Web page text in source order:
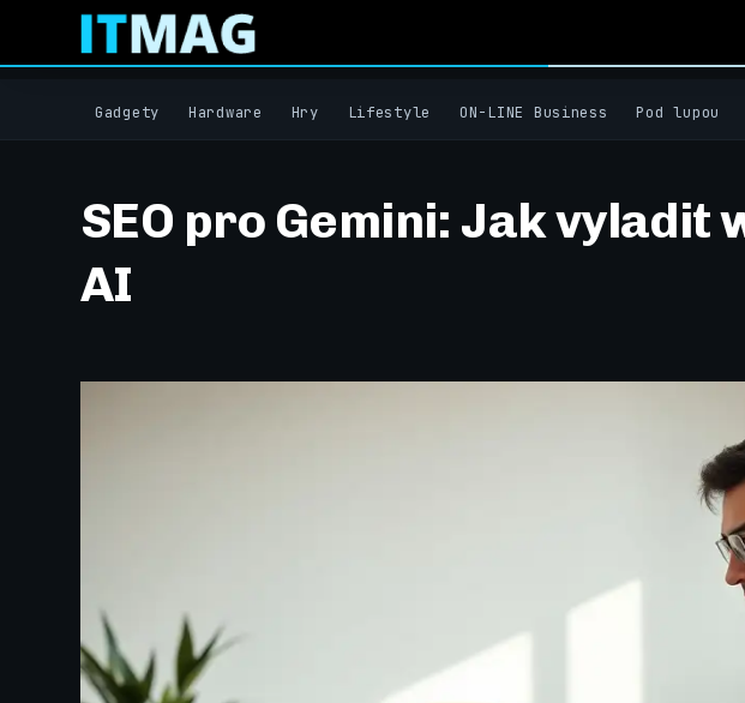
Gadgety Hardware Hry Lifestyle ON-LINE Business Pod lupou
SEO pro Gemini: Jak vyladit
AI